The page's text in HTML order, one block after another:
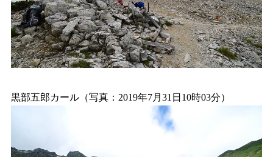
黒部五郎カール（写真：2019年7月31日10時03分）